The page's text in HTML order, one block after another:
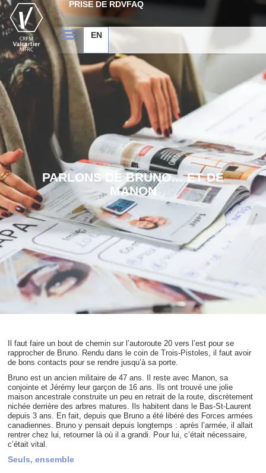
PRISE DE RDVFAQ
EN
PARLONS DE BRUNO… ET DE
MANON
Il faut faire un bout de chemin sur l’autoroute 20 vers l’est pour se
rapprocher de Bruno. Rendu dans le coin de Trois-Pistoles, il faut avoir
de bons contacts pour se rendre jusqu’à sa porte.
Bruno est un ancien militaire de 47 ans. Il reste avec Manon, sa
conjointe et Jérémy leur garçon de 16 ans. Ils ont trouvé une jolie
maison ancestrale construite un peu en retrait de la route, discrètement
nichée derrière des arbres matures. Ils habitent dans le Bas-St-Laurent
depuis 3 ans. En fait, depuis que Bruno a été libéré des Forces armées
canadiennes. Bruno y pensait depuis longtemps : après l’armée, il allait
rentrer chez lui, retourner là où il a grandi. Pour lui, c’était nécessaire,
c’était vital.
Seuls, ensemble